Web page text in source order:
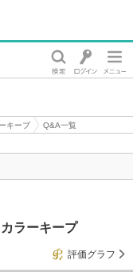
キープ
Q&A一覧
ラーキープ
評価グラフ